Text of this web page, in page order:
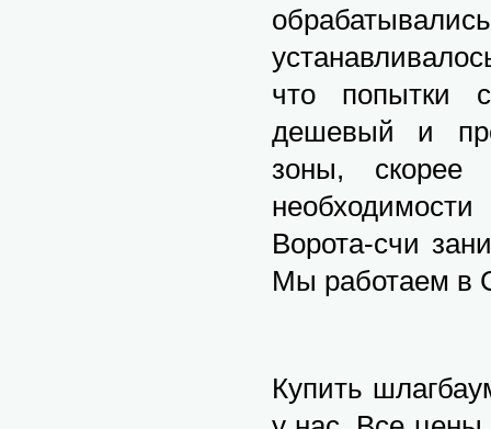
что попытки
дешевый и
зоны, скорее
Ворота-счи
Мы работаем в
Купить